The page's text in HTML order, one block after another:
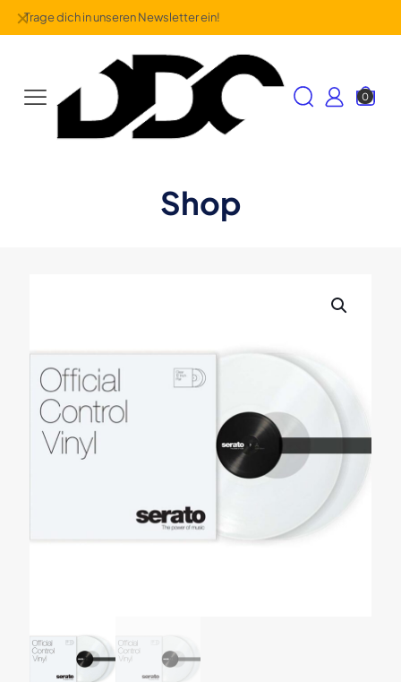
Trage dich in unseren Newsletter ein!
✕
0
Shop